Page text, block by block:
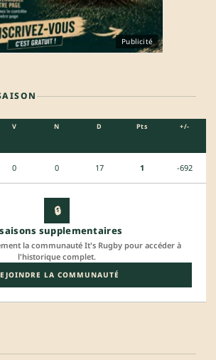
Publicité
V N D Pts +/-
0 0 17 1 -692
🔒
supplementaires
la communauté It's Rugby pour accéder à
l'historique complet.
LA COMMUNAUTÉ